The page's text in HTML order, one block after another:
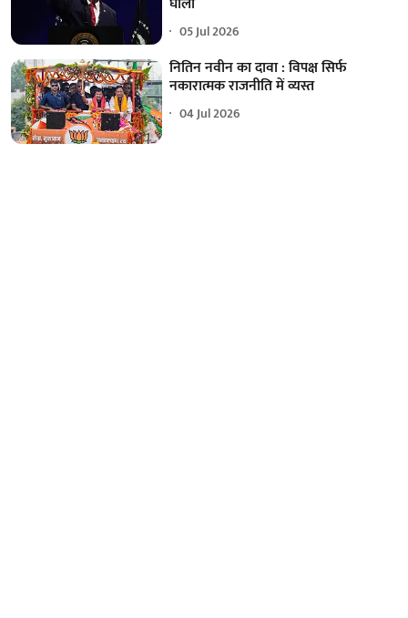
05 Jul 2026
नितिन नवीन का दावा : विपक्ष सिर्फ
नकारात्मक राजनीति में व्यस्त
04 Jul 2026